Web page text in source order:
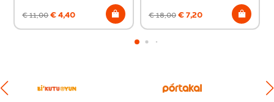
€11,00€4,40 €18,00€7,20